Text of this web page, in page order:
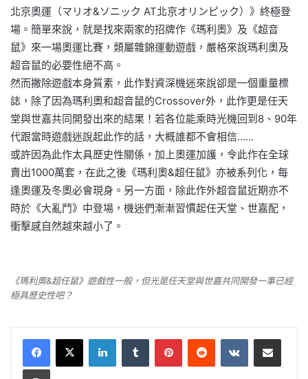
北京奧運（マリオ&ソニック AT北京オリンピック）》終極登
場。簡單來說，就是找來兩家的招牌作《瑪利奧》及《超音
鼠》來一場奧運比賽，類屬雜錦運動遊戲，嚴格來說瑪利奧及
超音鼠的必要性絕不高。
然而撇除遊戲本身質素，此作對資深機迷來說卻是一個重量標
誌，除了因為瑪利奧和超音鼠的Crossover外，此作更是任天
堂與世嘉共同開發出來的結果！若各位能乘時光機回到8、90年
代跟當時遊戲迷說起此作的話，大概誰都不會相信……
或許因為此作太具歷史性關係，加上奧運加護，令此作在全球
賣出1000萬套，在此之後《瑪利奧&超任鼠》亦被系列化，每
逢奧運及冬奧必會現身。另一方面，除此作外超音鼠近期亦不
時於《大亂鬥》中登場，機迷們漸漸習慣起任天堂、世嘉配，
衝擊感自然越來越小了。
《瑪利奧&超任鼠》遊戲性一般，但光是任天堂與世嘉共同開發一事已經
極具歷史性吧？
LinkedInTumblr PinterestReddit VKontakteShare via Email
Print